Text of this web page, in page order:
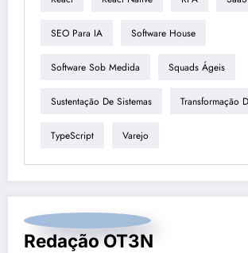
SEO Para IA Software House
Software Sob Medida Squads Ágeis
Sustentação De Sistemas Transformação
TypeScript Varejo
Redação OT3N